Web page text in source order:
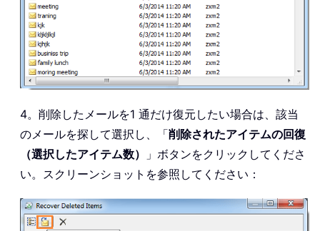
4。削除したメールを1 通だけ復元したい場合は、該当
のメールを探して選択し、「削除されたアイテムの回復
（選択したアイテム数）
」ボタンをクリックしてくださ
い。スクリーンショットを参照してください：